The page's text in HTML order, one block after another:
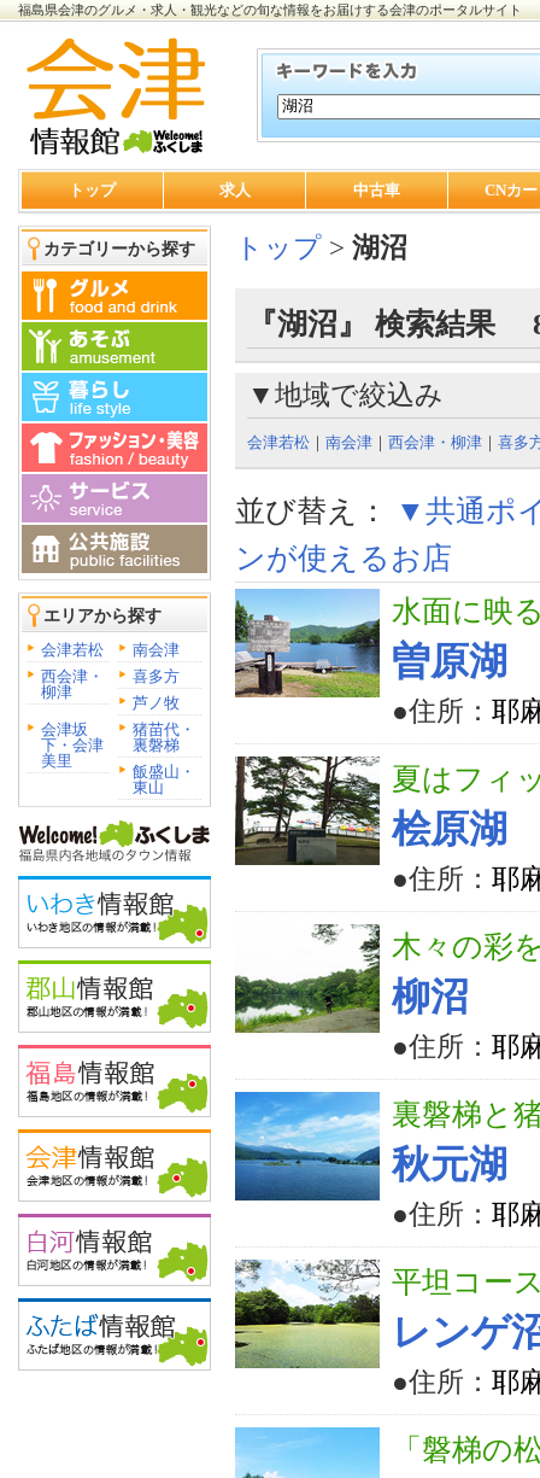
福島県会津のグルメ・求人・観光などの旬な情報をお届けする会津のポータルサイト
トップ 求人 中古車 CNカ
カテゴリーから探す
エリアから探す
会津若松
南会津
西会津・
柳津
喜多方
芦ノ牧
会津坂
下・会津
美里
猪苗代・
裏磐梯
飯盛山・
東山
トップ > 湖沼
『湖沼』 検索結果
▼地域で絞込み
会津若松 ｜ 南会津 ｜ 西会津・柳津 ｜ 喜多
並び替え：
▼共通ポ
ンが使えるお店
水面に映
曽原湖
●住所： 耶
夏はフィ
桧原湖
●住所： 耶
木々の彩
柳沼
●住所： 耶
裏磐梯と
秋元湖
●住所： 耶
平坦コー
レンゲ
●住所： 耶
「磐梯の